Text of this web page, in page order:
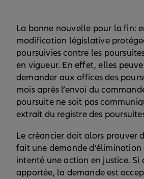
La bonne nouvelle pour la fin:
modification législative
poursuivies contre les
en vigueur. En effet, elles
demander aux offices des
mois après l’envoi du
poursuite ne soit pas
extrait du registre des
Le créancier doit alors prouver
fait une demande d’élimination
intenté une action en justice. Si
apportée, la demande est